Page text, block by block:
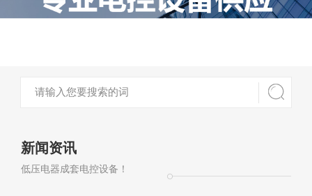
新闻资讯
低压电器成套电控设备！